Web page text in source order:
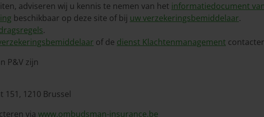
adviseren wij u kennis te nemen van het informatiedocument
beschikbaar op deze site of bij uw verzekeringsbemiddelaar.
.
of de dienst Klachtenmanagement
P&V zijn
1210 Brussel
via www.ombudsman-insurance.be